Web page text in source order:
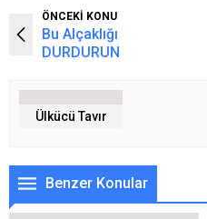
ÖNCEKİ KONU
Bu Alçaklığı
DURDURUN
Ülkücü Tavır
Benzer Konular